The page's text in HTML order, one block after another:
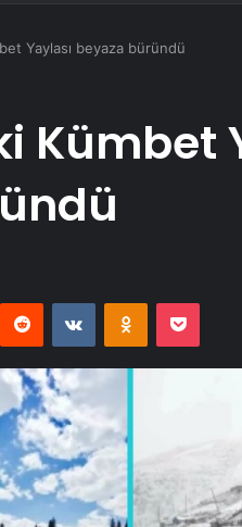
Yaylası beyaza büründü
Kümbet
Reddit VKontakteOdnoklassniki
Pocket